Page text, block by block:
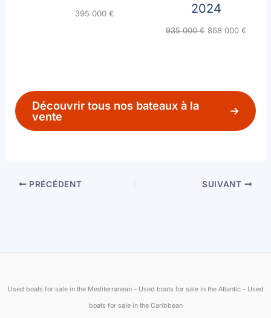
395 000 €
2024
935 000€ Le
000 €.
868 000 €Le
000 €.
Découvrir tous nos bateaux à la
vente
PRÉCÉDENT SUIVANT
Used boats for sale in the Mediterranean – Used boats for sale in the Atlantic – Used
boats for sale in the Caribbean